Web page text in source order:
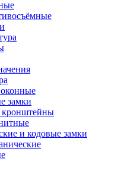
замки
и кодовые замки